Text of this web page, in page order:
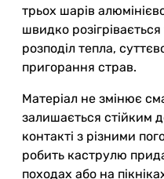
трьох шарів
швидко
розподіл тепла,
пригорання страв.
Матеріал не змінює
залишається стійким
контакті з різними
робить каструлю
походах або на